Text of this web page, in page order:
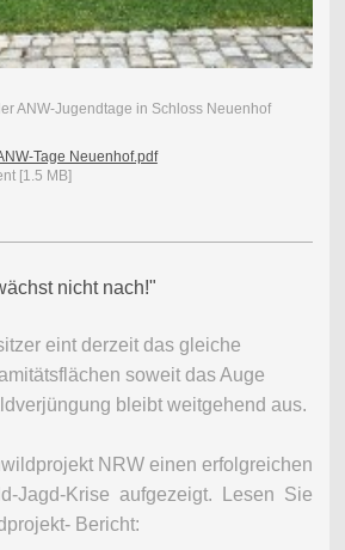
ANW-Jugendtage in Schloss Neuenhof
Tage Neuenhof.pdf
[1.5 MB]
nicht nach!"
eint derzeit das gleiche
soweit das Auge
bleibt weitgehend aus.
NRW einen erfolgreichen
Jagd-Krise aufgezeigt. Lesen Sie
Bericht: